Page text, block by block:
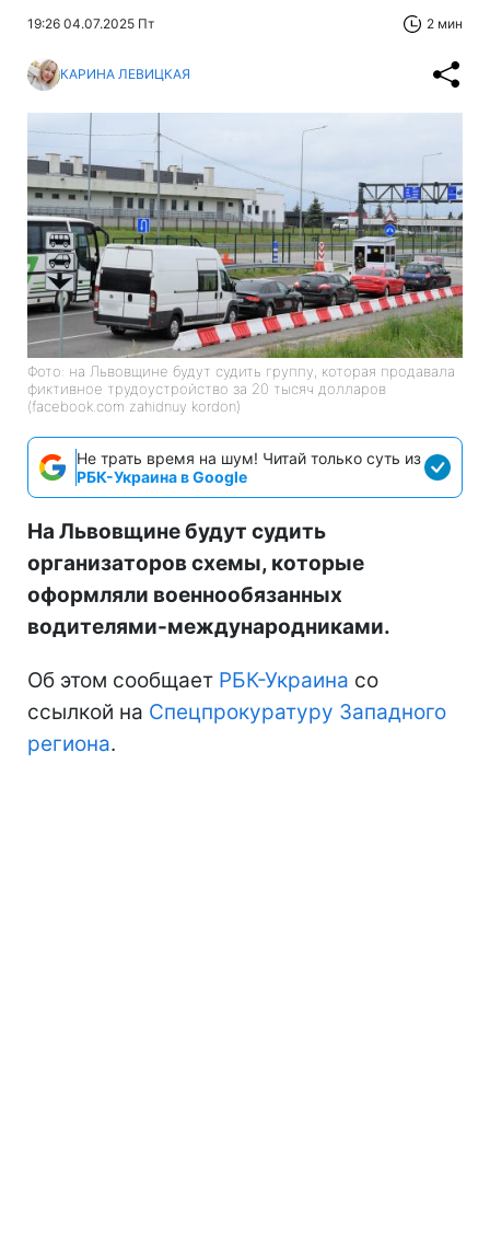
19:26 04.07.2025 Пт 2 мин
КАРИНА ЛЕВИЦКАЯ
Фото: на Львовщине будут судить группу, которая продавала
фиктивное трудоустройство за 20 тысяч долларов
(facebook.com zahidnuy kordon)
Не трать время на шум! Читай только суть из
РБК-Украина в Google
На Львовщине будут судить
организаторов схемы, которые
оформляли военнообязанных
водителями-международниками.
Об этом сообщает РБК-Украина со
ссылкой на Спецпрокуратуру Западного
региона.